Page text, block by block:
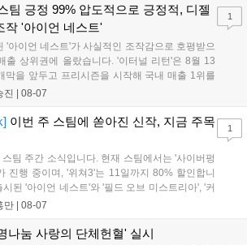
도 한 듯 1,...
팀 긍정 99% 압도적으로 긍정적, 디젤
작 '아이언 네스트'
'아이언 네스트'가 사실적인 조작감으로 호평받으
출 상위권에 올랐습니다. '이터널 리턴'은 8월 13
막을 앞두고 프리시즌을 시작해 국내 매출 1위를
주년을 맞은 '고스트 리콘' 시리즈는 8월 6일 쇼
팅 소울즈'와 레트로 수리 시뮬레이션 '리스토
출시되었습니다....
진 | 08-07
1
이번 주 스팀에 쏟아진 신작, 지금 주목
팀 주간 소식입니다. 현재 스팀에서는 '사이버펑
진행 중이며, '위쳐3'는 11일까지 80% 할인합니
시된 '아이언 네스트'와 '필드 오브 미스트리아', '커
평받고 있습니다. 한편, 7일 출시된 '마블 투혼'은
'고스트리콘: 와일드랜드'는 7년 만의 대규모 업
만 | 08-07
1
나눔 사랑의 단체헌혈' 실시